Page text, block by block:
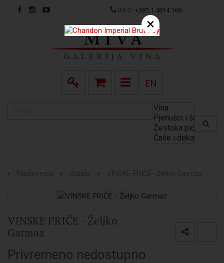
INFO:+385 1 4814 168
EN
Naslovnica Ostalo VINSKE PRIČE - Željko Garmaz
VINSKE PRIČE - Željko
Garmaz
Privremeno nedostupno
×